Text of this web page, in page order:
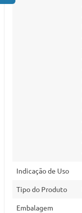
Indicação de Uso
Tipo do Produto
Embalagem